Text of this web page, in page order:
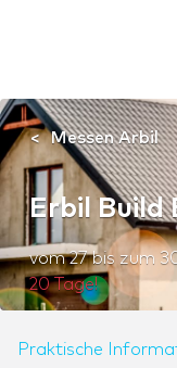
Messen Arbil
Erbil Build
vom27bis zum
20 Tage!
Praktische